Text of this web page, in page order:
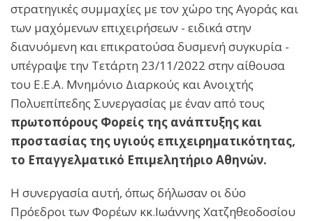
στρατηγικές συμμαχίες με τον χώρο της Αγοράς και
των μαχόμενων επιχειρήσεων - ειδικά στην
διανυόμενη και επικρατούσα δυσμενή συγκυρία -
υπέγραψε την Τετάρτη 23/11/2022 στην αίθουσα
του Ε.Ε.Α. Μνημόνιο Διαρκούς και Ανοιχτής
Πολυεπίπεδης Συνεργασίας με έναν από τους
πρωτοπόρους Φορείς της ανάπτυξης και
προστασίας της υγιούς επιχειρηματικότητας,
το Επαγγελματικό Επιμελητήριο Αθηνών.
Η συνεργασία αυτή, όπως δήλωσαν οι δύο
Πρόεδροι των Φορέων κκ.Ιωάννης Χατζηθεοδοσίου